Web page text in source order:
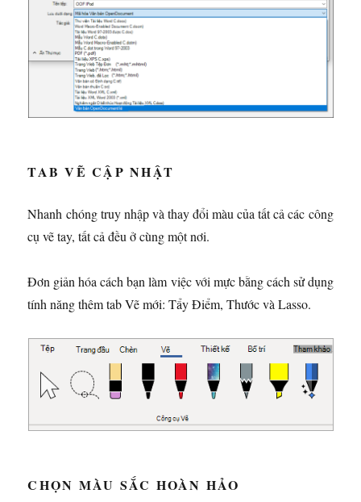
TAB VẼ CẬP NHẬT
Nhanh chóng truy nhập và thay đổi màu của tất cả các công
cụ vẽ tay, tất cả đều ở cùng một nơi.
Đơn giản hóa cách bạn làm việc với mực bằng cách sử dụng
tính năng thêm tab Vẽ mới: Tẩy Điểm, Thước và Lasso.
CHỌN MÀU SẮC HOÀN HẢO